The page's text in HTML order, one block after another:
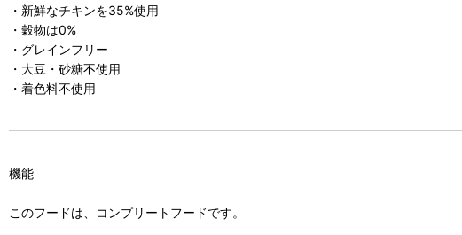
・新鮮なチキンを35%使用
・穀物は0%
・グレインフリー
・大豆・砂糖不使用
・着色料不使用
機能
このフードは、コンプリートフードです。